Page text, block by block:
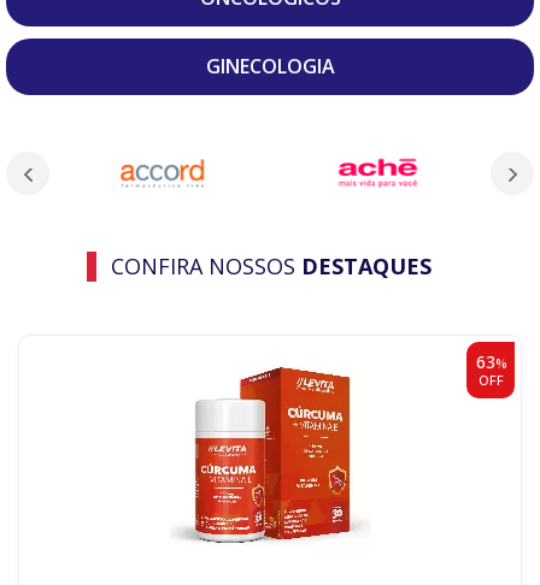
GINECOLOGIA
CONFIRA NOSSOS DESTAQUES
63%
OFF